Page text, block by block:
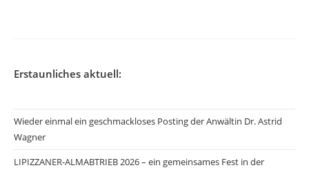
Erstaunliches aktuell:
Wieder einmal ein geschmackloses Posting der Anwältin Dr. Astrid
Wagner
LIPIZZANER-ALMABTRIEB 2026 – ein gemeinsames Fest in der